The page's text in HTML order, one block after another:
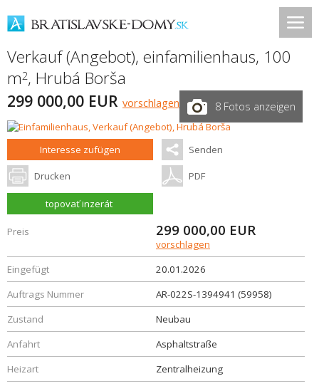
Verkauf (Angebot), einfamilienhaus, 100
m2, Hrubá Borša
299 000,00 EUR vorschlagen 8 Fotos anzeigen
Interesse zufügen Senden
Drucken PDF
topovať inzerát
Preis 299 000,00 EUR
vorschlagen
Eingefügt
20.01.2026
Auftrags Nummer
AR-022S-1394941 (59958)
Zustand
Neubau
Anfahrt
Asphaltstraße
Heizart
Zentralheizung